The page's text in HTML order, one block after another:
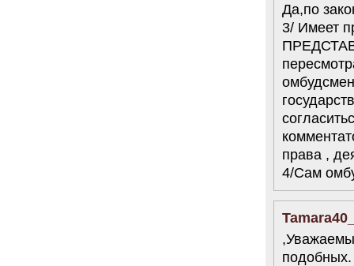
Да,по
3/ Имеет
права ,
4/Сам
подобных.